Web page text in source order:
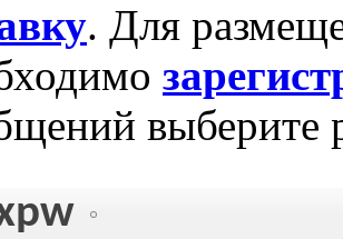
. Для
выберите